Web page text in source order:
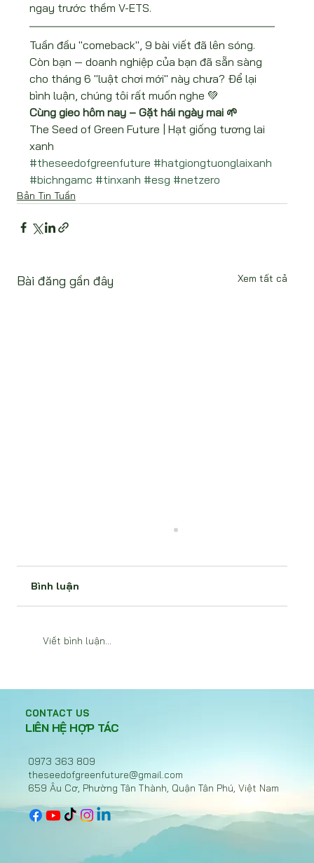
ngay trước thềm V-ETS.
Tuần đầu "comeback", 9 bài viết đã lên sóng.
Còn bạn — doanh nghiệp của bạn đã sẵn sàng
cho tháng 6 "luật chơi mới" này chưa? Để lại
bình luận, chúng tôi rất muốn nghe 💚
Cùng gieo hôm nay – Gặt hái ngày mai 🌱
The Seed of Green Future | Hạt giống tương lai
xanh
#theseedofgreenfuture #hatgiongtuonglaixanh
#bichngamc #tinxanh #esg #netzero
Bản Tin Tuần
Bài đăng gần đây Xem tất cả
Hạt Giống Sáng — Bản tin tuần 05
(29/06 – 05/07/2026)
Bình luận
Viết bình luận...
CONTACT US
LIÊN HỆ HỢP TÁC
0973 363 809
theseedofgreenfuture@gmail.com
659 Âu Cơ, Phường Tân Thành, Quận Tân Phú, Việt Nam